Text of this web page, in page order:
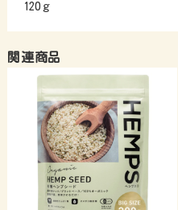
120ｇ
関連商品